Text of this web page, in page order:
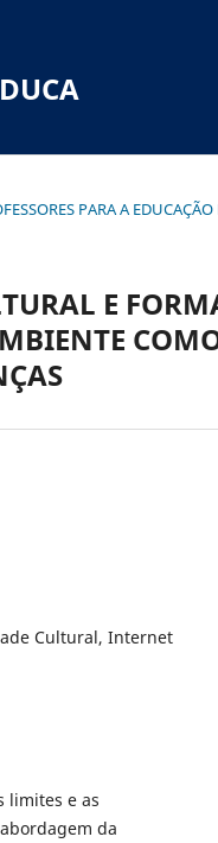
PARA A
E
Cultural, Internet
limites e as
da